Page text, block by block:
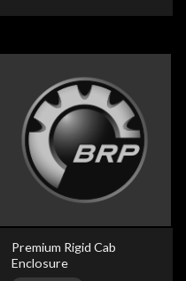
Premium Rigid Cab
Enclosure